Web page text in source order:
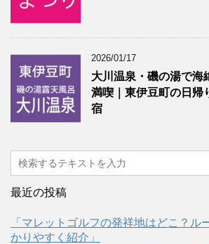
2026/01/17
大川温泉・磯の湯で海
満喫｜東伊豆町の日帰
宿
最近の投稿
「マレットゴルフの発祥地はどこ？ル
かりやすく紹介」